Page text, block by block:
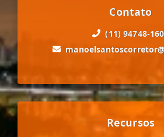
Contato
(11) 94748-
Recursos